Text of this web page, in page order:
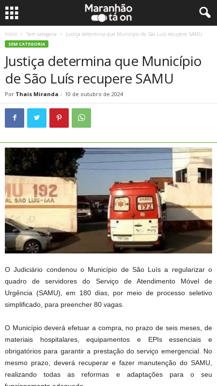
Início Sem categoria Justiça determina que Município de São Luís recupere SAMU
SEM CATEGORIA
Justiça determina que Município
de São Luís recupere SAMU
Por Thais Miranda - 10 de outubro de 2024
O Judiciário condenou o Município de São Luís a regularizar o
quadro de servidores do Serviço de Atendimento Móvel de
Urgência (SAMU), em 180 dias, por meio de processo seletivo
simplificado, para preencher 80 vagas.
O Município deverá efetuar a compra, no prazo de seis meses, de
materiais hospitalares, equipamentos e EPIs essenciais e
obrigatórios para garantir a prestação do serviço emergencial. No
mesmo prazo, deverá recuperar e fazer manutenção do SAMU,
realizando todas as reformas e adaptações para o seu